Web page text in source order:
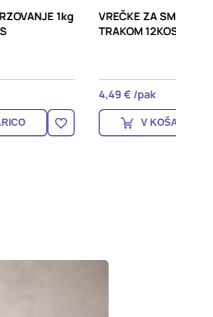
VREČKE ZA SMETI 90l S
TRAKOM 12KOS
V KOŠARICO